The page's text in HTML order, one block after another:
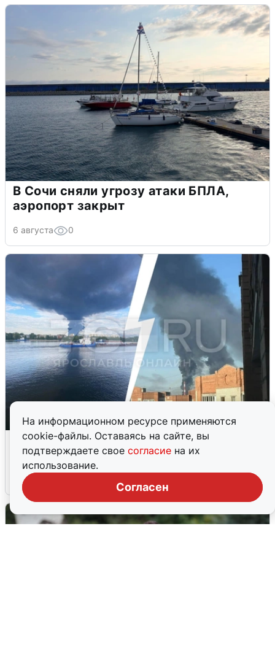
На информационном ресурсе применяются
cookie-файлы. Оставаясь на сайте, вы
подтверждаете свое согласие на их
использование.
Согласен
В Сочи сняли угрозу атаки БПЛА,
аэропорт закрыт
6 августа 0
Ночная атака БПЛА на Ярославль:
попадания и последствия
6 августа